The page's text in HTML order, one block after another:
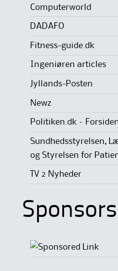
Computerworld
DADAFO
Fitness-guide.dk
Ingeniøren articles
Jyllands-Posten
Newz
Politiken.dk –
Sundhedsstyrelsen,
og Styrelsen for
TV 2 Nyheder
Sponsors